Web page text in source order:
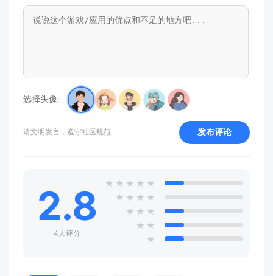
选择头像:
请文明发言，遵守社区规范 发布评论
2.8
4人评分
★ ★ ★ ★ ★
★ ★ ★ ★
★ ★ ★
★ ★
★